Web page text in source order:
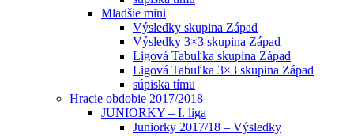
Mladšie mini
Výsledky skupina Západ
Výsledky 3×3 skupina Západ
Ligová Tabuľka skupina Západ
Ligová Tabuľka 3×3 skupina Západ
súpiska tímu
Hracie obdobie 2017/2018
JUNIORKY – I. liga
Juniorky 2017/18 – Výsledky